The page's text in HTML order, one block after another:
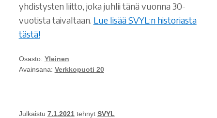
yhdistysten liitto, joka juhlii tänä vuonna 30-
vuotista taivaltaan. Lue lisää SVYL:n historiasta
tästä!
Osasto: Yleinen
Avainsana: Verkkopuoti 20
Julkaistu 7.1.2021 tehnyt SVYL